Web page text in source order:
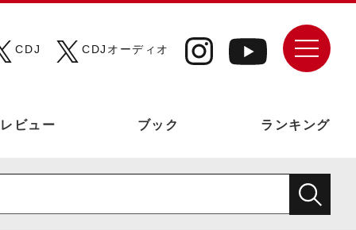
CDJ
CDJオーディオ
レビュー ブック ランキング